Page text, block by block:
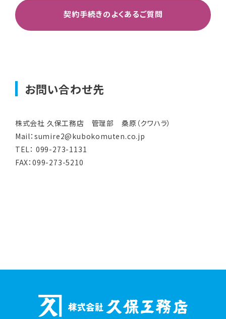
契約手続きのよくあるご質問
お問い合わせ先
株式会社 久保工務店 管理部 桑原（クワハラ）
Mail：sumire2@kubokomuten.co.jp
TEL： 099-273-1131
FAX：099-273-5210